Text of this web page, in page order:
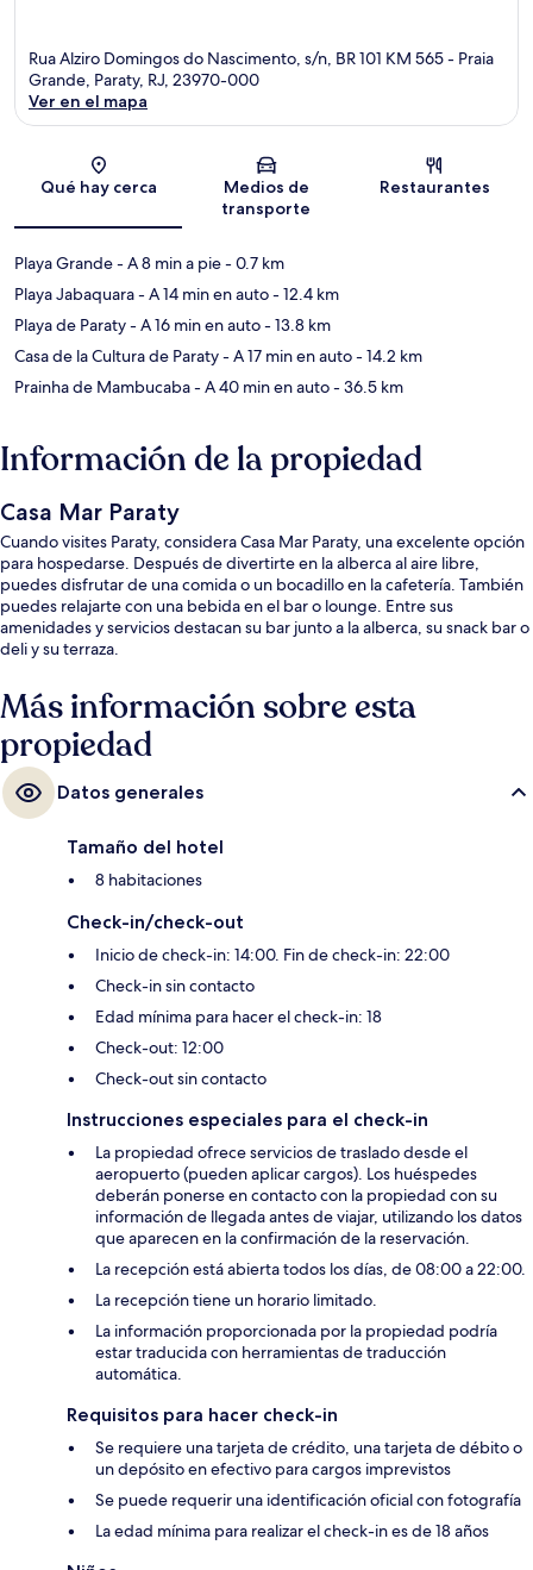
Rua Alziro Domingos do Nascimento, s/n, BR 101 KM 565 - Praia
Grande, Paraty, RJ, 23970-000
Ver en el mapa
Qué hay cerca
Medios de
transporte
Restaurantes
Playa Grande- A 8 min a pie- 0.7 km
Playa Jabaquara- A 14 min en auto- 12.4 km
Playa de Paraty- A 16 min en auto- 13.8 km
Casa de la Cultura de Paraty- A 17 min en auto- 14.2 km
Prainha de Mambucaba- A 40 min en auto- 36.5 km
Información de la propiedad
Casa Mar Paraty
Cuando visites Paraty, considera Casa Mar Paraty, una excelente opción
para hospedarse. Después de divertirte en la alberca al aire libre,
puedes disfrutar de una comida o un bocadillo en la cafetería. También
puedes relajarte con una bebida en el bar o lounge. Entre sus
amenidades y servicios destacan su bar junto a la alberca, su snack bar o
deli y su terraza.
Más información sobre esta
propiedad
Datos generales
Tamaño del hotel
8 habitaciones
Check-in/check-out
Inicio de check-in: 14:00. Fin de check-in: 22:00
Check-in sin contacto
Edad mínima para hacer el check-in: 18
Check-out: 12:00
Check-out sin contacto
Instrucciones especiales para el check-in
La propiedad ofrece servicios de traslado desde el
aeropuerto (pueden aplicar cargos). Los huéspedes
deberán ponerse en contacto con la propiedad con su
información de llegada antes de viajar, utilizando los datos
que aparecen en la confirmación de la reservación.
La recepción está abierta todos los días, de 08:00 a 22:00.
La recepción tiene un horario limitado.
La información proporcionada por la propiedad podría
estar traducida con herramientas de traducción
automática.
Requisitos para hacer check-in
Se requiere una tarjeta de crédito, una tarjeta de débito o
un depósito en efectivo para cargos imprevistos
Se puede requerir una identificación oficial con fotografía
La edad mínima para realizar el check-in es de 18 años